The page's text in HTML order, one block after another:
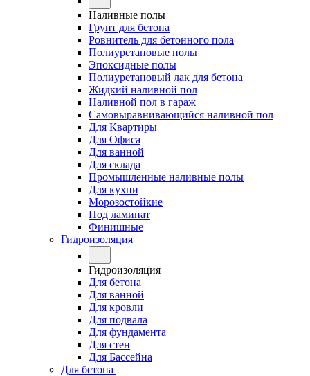
Наливные полы
Грунт для бетона
Ровнитель для бетонного пола
Полиуретановые полы
Эпоксидные полы
Полиуретановый лак для бетона
Жидкий наливной пол
Наливной пол в гараж
Самовыравнивающийся наливной пол
Для Квартиры
Для Офиса
Для ванной
Для склада
Промышленные наливные полы
Для кухни
Морозостойкие
Под ламинат
Финишные
Гидроизоляция
Гидроизоляция
Для бетона
Для ванной
Для кровли
Для подвала
Для фундамента
Для стен
Для Бассейна
Для бетона